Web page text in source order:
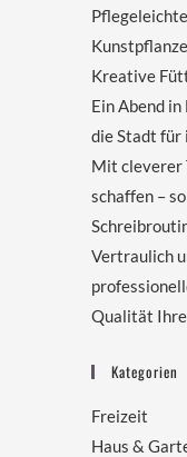
Kreative
Ein Abend
die Stadt für
Mit cleverer
schaffen –
Vertraulich
Qualität
Kategorien
Freizeit
Haus &